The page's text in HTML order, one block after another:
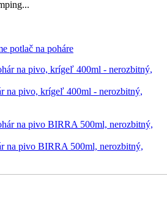
potlač na poháre
na pivo, krígeľ 400ml - nerozbitný,
na pivo BIRRA 500ml, nerozbitný,